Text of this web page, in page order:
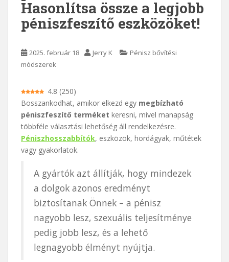
Hasonlítsa össze a legjobb
péniszfeszítő eszközöket!
2025. február 18 Jerry K
Pénisz bővítési
módszerek
4.8 (250)
Bosszankodhat, amikor elkezd egy megbízható
péniszfeszítő terméket keresni, mivel manapság
többféle választási lehetőség áll rendelkezésre.
Péniszhosszabbítók, eszközök, hordágyak, műtétek
vagy gyakorlatok.
A gyártók azt állítják, hogy mindezek
a dolgok azonos eredményt
biztosítanak Önnek – a pénisz
nagyobb lesz, szexuális teljesítménye
pedig jobb lesz, és a lehető
legnagyobb élményt nyújtja.